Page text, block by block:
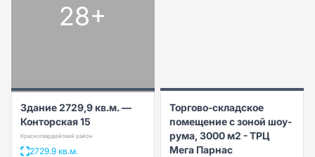
28+
Здание 2729,9 кв.м. —
Конторская 15
Красногвардейский район
2729.9 кв.м.
Торгово-складское
помещение с зоной шоу-
рума, 3000 м2 - ТРЦ
Мега Парнас